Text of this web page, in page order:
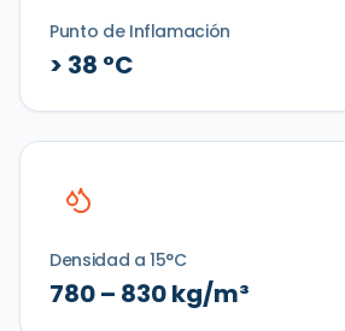
Punto de Inflamación
> 38 °C
Densidad a 15°C
780 – 830 kg/m³